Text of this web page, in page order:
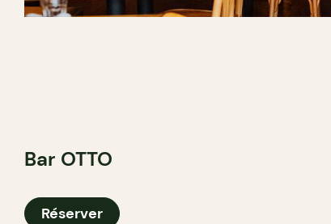
Bar OTTO
Réserver